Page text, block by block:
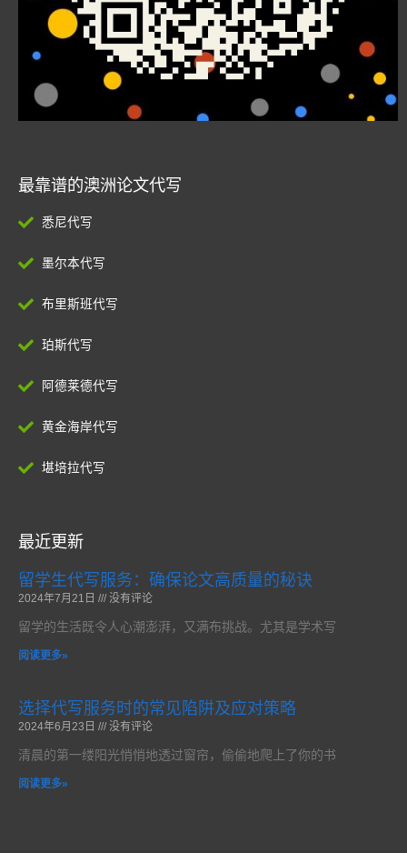
最靠谱的澳洲论文代写
悉尼代写
墨尔本代写
布里斯班代写
珀斯代写
阿德莱德代写
黄金海岸代写
堪培拉代写
最近更新
留学生代写服务：确保论文高质量的秘诀
2024年7月21日 没有评论
留学的生活既令人心潮澎湃，又满布挑战。尤其是学术写
阅读更多»
选择代写服务时的常见陷阱及应对策略
2024年6月23日 没有评论
清晨的第一缕阳光悄悄地透过窗帘，偷偷地爬上了你的书
阅读更多»